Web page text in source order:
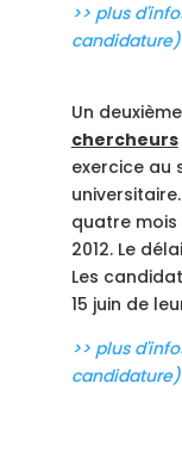
>> plus
candidature)
Un
chercheurs
exercice au
quatre mois
2012. Le
Les
15 juin de
>> plus
candidature)